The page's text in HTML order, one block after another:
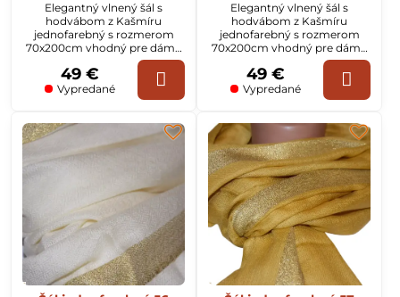
Elegantný vlnený šál s
hodvábom z Kašmíru
jednofarebný s rozmerom
70x200cm vhodný pre dámy
Vypredané
49 €
Elegantný vlnený šál s
hodvábom z Kašmíru
jednofarebný s rozmerom
70x200cm vhodný pre dámy
aj pánov. Na šále sú okraje
tkané v zlatej farbe.
Vypredané
49 €